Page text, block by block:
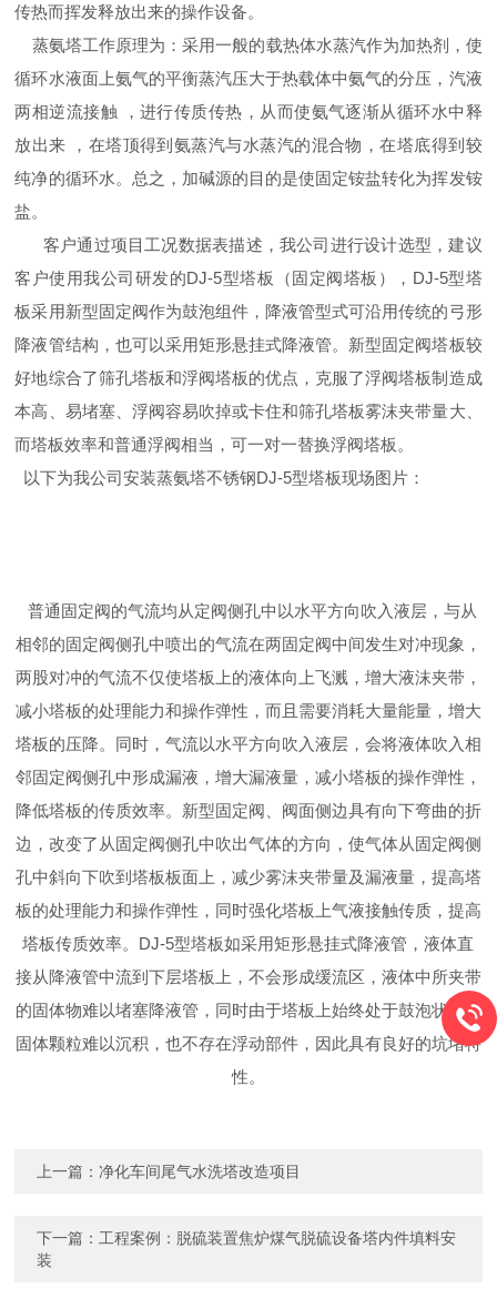
传热而挥发释放出来的操作设备。
蒸氨塔工作原理为：采用一般的载热体水蒸汽作为加热剂，使
循环水液面上氨气的平衡蒸汽压大于热载体中氨气的分压，汽液
两相逆流接触 ，进行传质传热，从而使氨气逐渐从循环水中释
放出来 ，在塔顶得到氨蒸汽与水蒸汽的混合物，在塔底得到较
纯净的循环水。总之，加碱源的目的是使固定铵盐转化为挥发铵
盐。
客户通过项目工况数据表描述，我公司进行设计选型，建议
客户使用我公司研发的DJ-5型塔板（固定阀塔板），DJ-5型塔
板采用新型固定阀作为鼓泡组件，降液管型式可沿用传统的弓形
降液管结构，也可以采用矩形悬挂式降液管。新型固定阀塔板较
好地综合了筛孔塔板和浮阀塔板的优点，克服了浮阀塔板制造成
本高、易堵塞、浮阀容易吹掉或卡住和筛孔塔板雾沫夹带量大、
而塔板效率和普通浮阀相当，可一对一替换浮阀塔板。
以下为我公司安装蒸氨塔不锈钢DJ-5型塔板现场图片：
普通固定阀的气流均从定阀侧孔中以水平方向吹入液层，与从
相邻的固定阀侧孔中喷出的气流在两固定阀中间发生对冲现象，
两股对冲的气流不仅使塔板上的液体向上飞溅，增大液沫夹带，
减小塔板的处理能力和操作弹性，而且需要消耗大量能量，增大
塔板的压降。同时，气流以水平方向吹入液层，会将液体吹入相
邻固定阀侧孔中形成漏液，增大漏液量，减小塔板的操作弹性，
降低塔板的传质效率。新型固定阀、阀面侧边具有向下弯曲的折
边，改变了从固定阀侧孔中吹出气体的方向，使气体从固定阀侧
孔中斜向下吹到塔板板面上，减少雾沫夹带量及漏液量，提高塔
板的处理能力和操作弹性，同时强化塔板上气液接触传质，提高
塔板传质效率。DJ-5型塔板如采用矩形悬挂式降液管，液体直
接从降液管中流到下层塔板上，不会形成缓流区，液体中所夹带
的固体物难以堵塞降液管，同时由于塔板上始终处于鼓泡状态，
固体颗粒难以沉积，也不存在浮动部件，因此具有良好的坑堵特
性。
上一篇：净化车间尾气水洗塔改造项目
下一篇： 工程案例：脱硫装置焦炉煤气脱硫设备塔内件填料安
装